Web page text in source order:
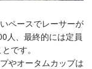
ペースでレーサーが
人、最終的には定員
です。
やオータムカップは